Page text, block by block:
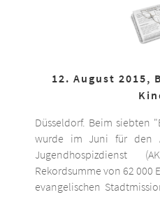
12. August 2015,
Düsseldorf. Beim siebten
wurde im Juni für den
Jugendhospizdienst
Rekordsumme von 62 000
evangelischen